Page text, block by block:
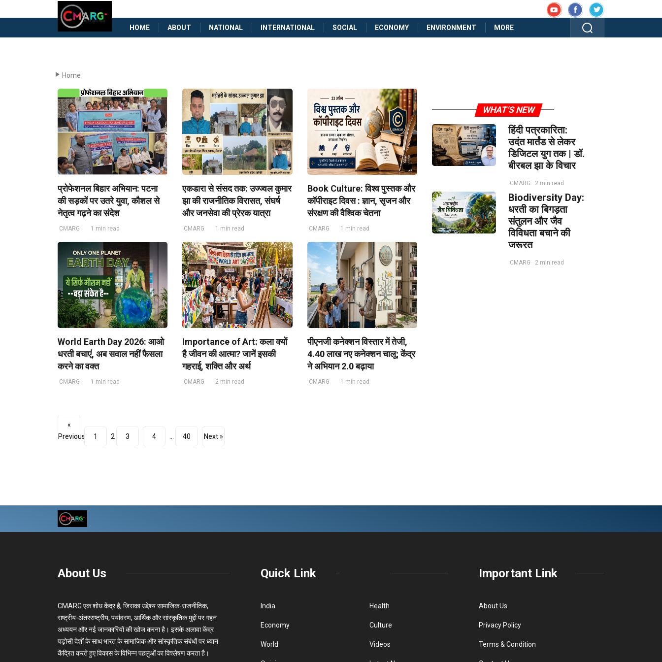
HOME ABOUT NATIONAL INTERNATIONAL SOCIAL ECONOMY ENVIRONMENT MORE
Home
प्रोफेशनल बिहार अभियान: पटना
की सड़कों पर उतरे युवा, कौशल से
नेतृत्व गढ़ने का संदेश
CMARG 1 min read
एकडारा से संसद तक: उज्ज्वल कुमार
झा की राजनीतिक विरासत, संघर्ष
और जनसेवा की प्रेरक यात्रा
CMARG 1 min read
Book Culture: विश्व पुस्तक और
कॉपीराइट दिवस : ज्ञान, सृजन और
संरक्षण की वैश्विक चेतना
CMARG 1 min read
World Earth Day 2026: आओ
धरती बचाएं, अब सवाल नहीं फैसला
करने का वक्त
CMARG 1 min read
Importance of Art: कला क्यों
है जीवन की आत्मा? जानें इसकी
गहराई, शक्ति और अर्थ
CMARG 2 min read
पीएनजी कनेक्शन विस्तार में तेजी,
4.40 लाख नए कनेक्शन चालू; केंद्र
ने अभियान 2.0 बढ़ाया
CMARG 1 min read
«
Previous
1 2 3 4 40 Next »
WHAT'S NEW
हिंदी पत्रकारिता:
उदंत मार्तंड से लेकर
डिजिटल युग तक | डॉ.
बीरबल झा के विचार
CMARG 2 min read
Biodiversity Day:
धरती का बिगड़ता
संतुलन और जैव
विविधता बचाने की
जरूरत
CMARG 2 min read
About Us
CMARG एक शोध केंद्र है, जिसका उद्देश्य सामाजिक-राजनीतिक,
राष्ट्रीय-अंतरराष्ट्रीय, पर्यावरण, आर्थिक और सांस्कृतिक मुद्दों पर गहन
अध्ययन और नई जानकारियों की खोज करना है। इसके अलावा केंद्र
पड़ोसी देशों के साथ भारत के सामाजिक और सांस्कृतिक संबंधों पर ध्यान
केंद्रित करते हुए विकास के विभिन्न पहलुओं का विश्लेषण करता है।
Quick Link
India
Economy
World
Health
Culture
Videos
Important Link
About Us
Privacy Policy
Terms & Condition